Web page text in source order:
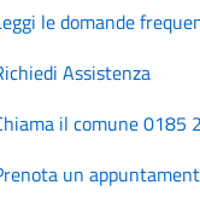
le domande
Assistenza
il comune 0185
un